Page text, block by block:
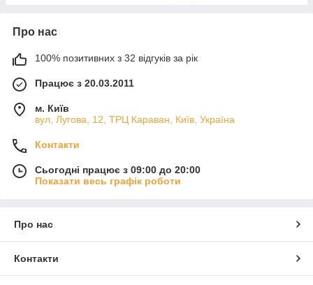
Про нас
100% позитивних з 32 відгуків за рік
Працює з 20.03.2011
м. Київ
вул, Лугова, 12, ТРЦ Караван, Київ, Україна
Контакти
Сьогодні працює з 09:00 до 20:00
Показати весь графік роботи
Про нас
Контакти